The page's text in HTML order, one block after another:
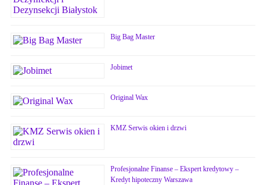
Big Bag Master
Jobimet
Original Wax
KMZ Serwis okien i drzwi
Profesjonalne Finanse – Ekspert kredytowy –
Kredyt hipoteczny Warszawa